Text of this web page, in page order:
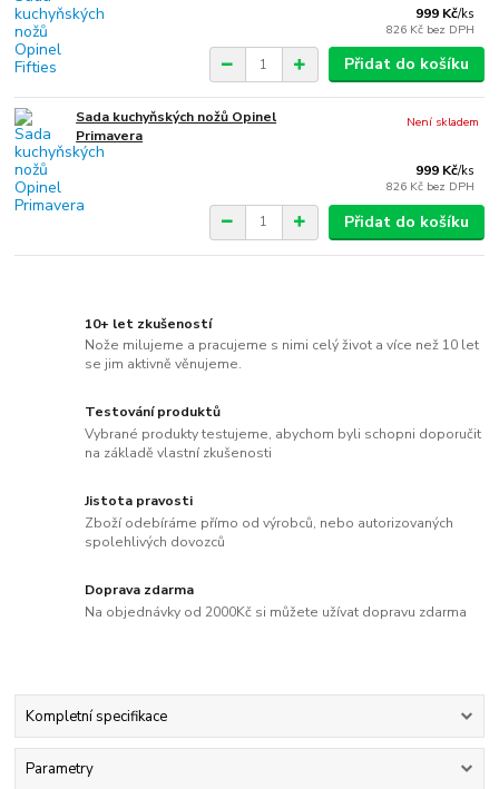
999 Kč/ks
826 Kč bez DPH
Přidat do košíku
Sada kuchyňských nožů Opinel
Primavera
999 Kč/ks
826 Kč bez DPH
Není skladem
Přidat do košíku
10+ let zkušeností
Nože milujeme a pracujeme s nimi celý život a více než 10 let
se jim aktivně věnujeme.
Testování produktů
Vybrané produkty testujeme, abychom byli schopni doporučit
na základě vlastní zkušenosti
Jistota pravosti
Zboží odebíráme přímo od výrobců, nebo autorizovaných
spolehlivých dovozců
Doprava zdarma
Na objednávky od 2000Kč si můžete užívat dopravu zdarma
Kompletní specifikace
Parametry